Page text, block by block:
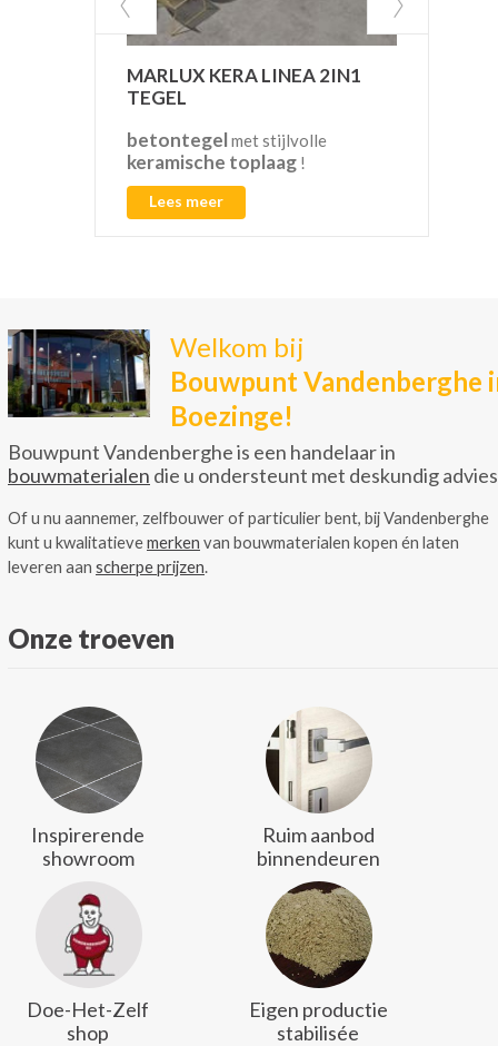
MARLUX KERA LINEA 2IN1
TEGEL
betontegelmet stijlvolle
keramische toplaag !
Lees meer
Welkom bij
Bouwpunt Vandenberghe
Boezinge!
Bouwpunt Vandenberghe is een handelaar in
bouwmaterialen die u ondersteunt met deskundig
Of u nu aannemer, zelfbouwer of particulier bent, bij Vandenberghe
kunt u kwalitatievemerken van bouwmaterialen kopen én laten
leveren aan scherpe prijzen.
Onze troeven
Inspirerende
showroom
Ruim aanbod
binnendeuren
Doe-Het-Zelf
shop
Eigen productie
stabilisée